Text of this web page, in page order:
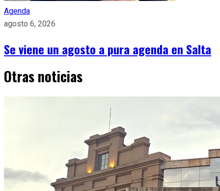
Agenda
agosto 6, 2026
Se viene un agosto a pura agenda en Salta
Otras noticias